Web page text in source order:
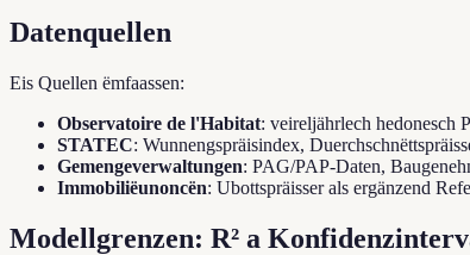
Datenquellen
Eis Quellen ëmfaassen:
Observatoire de l'Habitat: veireljährlech hedonesch
STATEC: Wunnengspräisindex,
Gemengeverwaltungen: PAG/PAP-Daten,
Immobiliëunoncën: Ubottspräisser als ergänzend
Modellgrenzen: R² a